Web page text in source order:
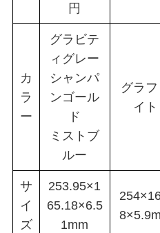
円
カ
ラ
ー
グラビテ
ィグレー
シャンパ
ンゴール
ド
ミストブ
ルー
グラフ
イト
サ
イ
ズ
253.95×1
65.18×6.5
1mm